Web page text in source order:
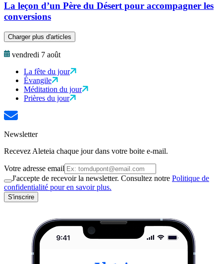
La leçon d’un Père du Désert pour accompagner les
conversions
Charger plus d'articles
vendredi 7 août
La fête du jour
Évangile
Méditation du jour
Prières du jour
Newsletter
Recevez Aleteia chaque jour dans votre boite e-mail.
Votre adresse email
J'accepte de recevoir la newsletter. Consultez notre Politique de
confidentialité pour en savoir plus.
S'inscrire